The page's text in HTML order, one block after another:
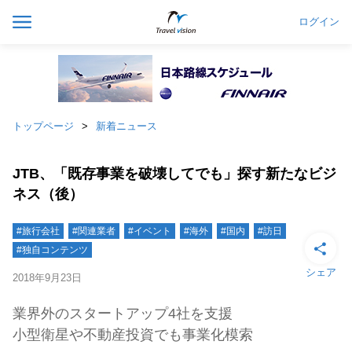
ログイン
トップページ 新着ニュース
JTB、「既存事業を破壊してでも」探す新たなビジ
ネス（後）
#旅行会社 #関連業者 #イベント #海外 #国内
#訪日
#独自コンテンツ
2018年9月23日 シェア
業界外のスタートアップ4社を支援
小型衛星や不動産投資でも事業化模索